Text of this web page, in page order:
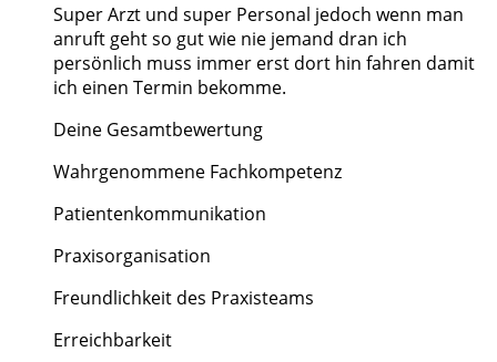
Super Arzt und super Personal jedoch wenn man
anruft geht so gut wie nie jemand dran ich
persönlich muss immer erst dort hin fahren damit
ich einen Termin bekomme.
Deine Gesamtbewertung
Wahrgenommene Fachkompetenz
Patientenkommunikation
Praxisorganisation
Freundlichkeit des Praxisteams
Erreichbarkeit